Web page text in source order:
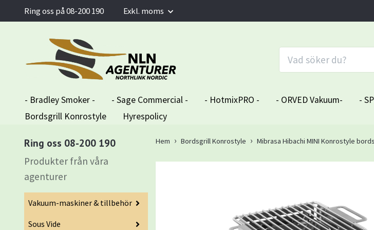
Ring oss på 08-200 190 Exkl. moms
- Bradley Smoker - - Sage Commercial - - HotmixPRO - - ORVED Vakuum- -
Bordsgrill Konrostyle
Hyrespolicy
Ring oss 08-200 190
Produkter från våra
agenturer
Vakuum-maskiner & tillbehör
Sous Vide
Hem Bordsgrill Konrostyle Mibrasa Hibachi MINI Konrostyle